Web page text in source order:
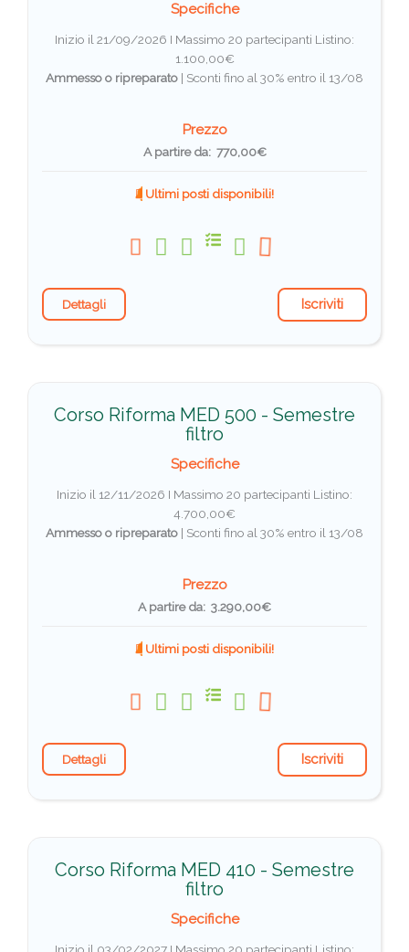
Specifiche
Inizio il 21/09/2026 I Massimo 20 partecipanti Listino:
1.100,00€
Ammesso o ripreparato | Sconti fino al 30% entro il 13/08
Prezzo
A partire da: 770,00€
Ultimi posti disponibili!
Dettagli Iscriviti
Corso Riforma MED 500 - Semestre
filtro
Specifiche
Inizio il 12/11/2026 I Massimo 20 partecipanti Listino:
4.700,00€
Ammesso o ripreparato | Sconti fino al 30% entro il 13/08
Prezzo
A partire da: 3.290,00€
Ultimi posti disponibili!
Dettagli Iscriviti
Corso Riforma MED 410 - Semestre
filtro
Specifiche